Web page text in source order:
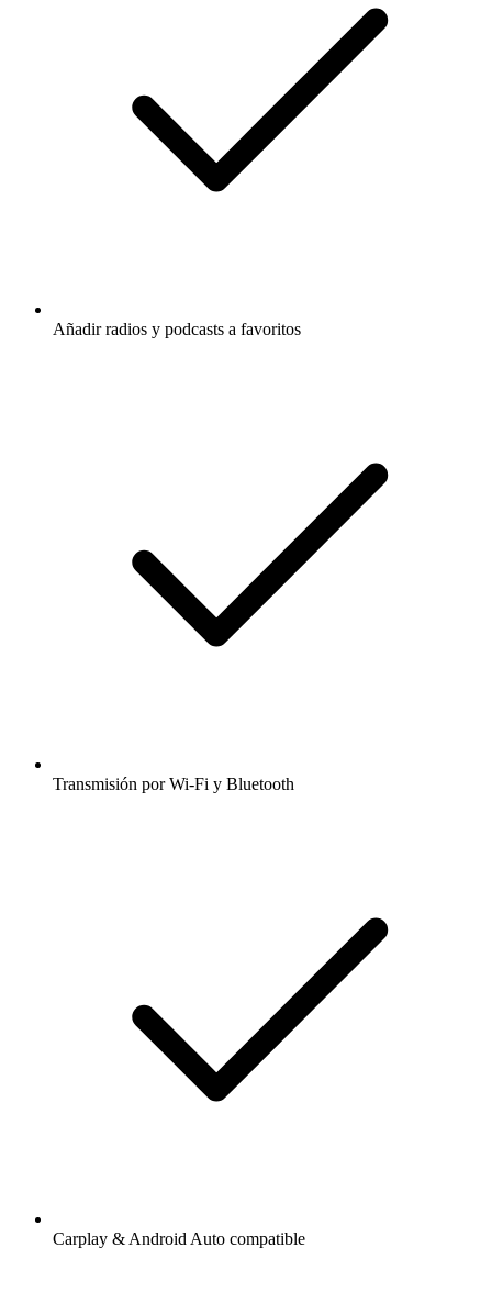
Añadir radios y podcasts a favoritos
Transmisión por Wi-Fi y Bluetooth
Carplay & Android Auto compatible